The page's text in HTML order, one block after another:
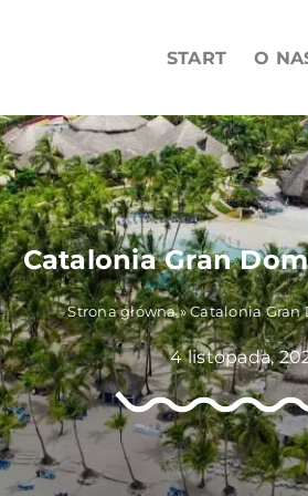
START O
Catalonia Gran
Strona główna»Catalonia Gran
4 listopada,